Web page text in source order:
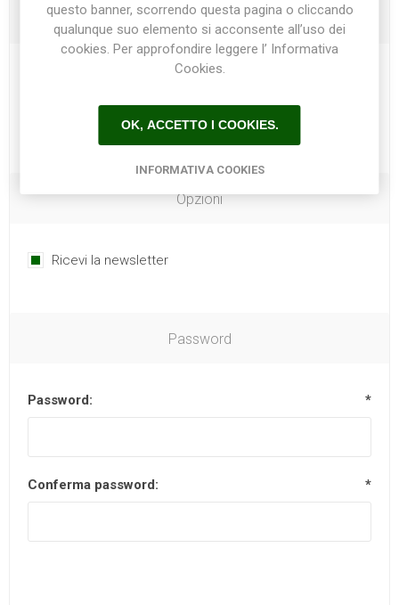
Recapiti
Opzioni
Ricevi la newsletter
Password
Password: *
Conferma password: *
questo banner, scorrendo questa pagina o cliccando
qualunque suo elemento si acconsente all’uso dei
cookies. Per approfondire leggere l’ Informativa
Cookies.
OK, ACCETTO I COOKIES.
INFORMATIVA COOKIES